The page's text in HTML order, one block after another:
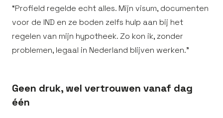
“Profield regelde echt alles. Mijn visum, documenten
voor de IND en ze boden zelfs hulp aan bij het
regelen van mijn hypotheek. Zo kon ik, zonder
problemen, legaal in Nederland blijven werken.”
Geen druk, wel vertrouwen vanaf dag
één